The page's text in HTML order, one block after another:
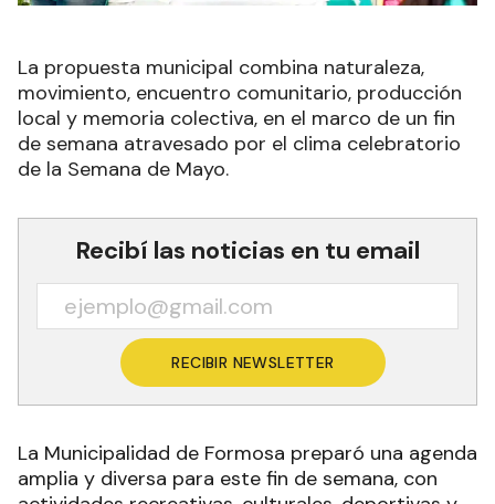
La propuesta municipal combina naturaleza,
movimiento, encuentro comunitario, producción
local y memoria colectiva, en el marco de un fin
de semana atravesado por el clima celebratorio
de la Semana de Mayo.
Recibí las noticias en tu email
RECIBIR NEWSLETTER
La Municipalidad de Formosa preparó una agenda
amplia y diversa para este fin de semana, con